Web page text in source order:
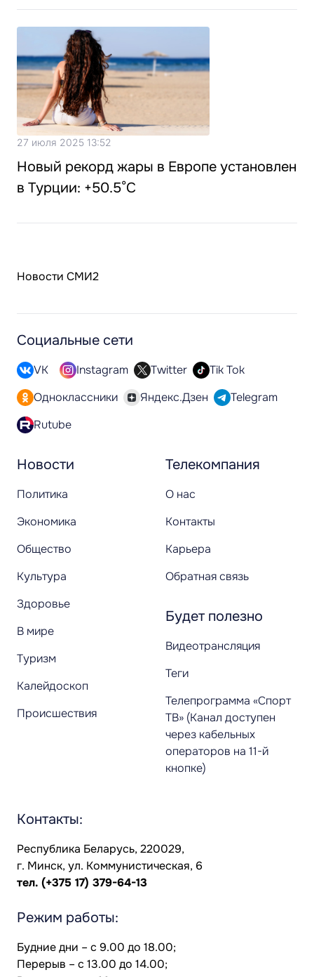
27 июля 2025 13:52
Новый рекорд жары в Европе установлен
в Турции: +50.5°C
Новости СМИ2
Новости
Политика
Экономика
Общество
Культура
Здоровье
В мире
Туризм
Калейдоскоп
Происшествия
Телекомпания
О нас
Контакты
Карьера
Обратная связь
Будет полезно
Видеотрансляция
Теги
Телепрограмма «Спорт
ТВ» (Канал доступен
через кабельных
операторов на 11-й
кнопке)
Социальные сети
VK Instagram Twitter
Tik Tok
Одноклассники
Яндекс.Дзен
Telegram
Rutube
Контакты:
Республика Беларусь, 220029,
г. Минск, ул. Коммунистическая, 6
тел. (+375 17) 379-64-13
Режим работы:
Будние дни – с 9.00 до 18.00;
Перерыв – с 13.00 до 14.00;